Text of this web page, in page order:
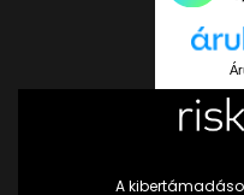
A